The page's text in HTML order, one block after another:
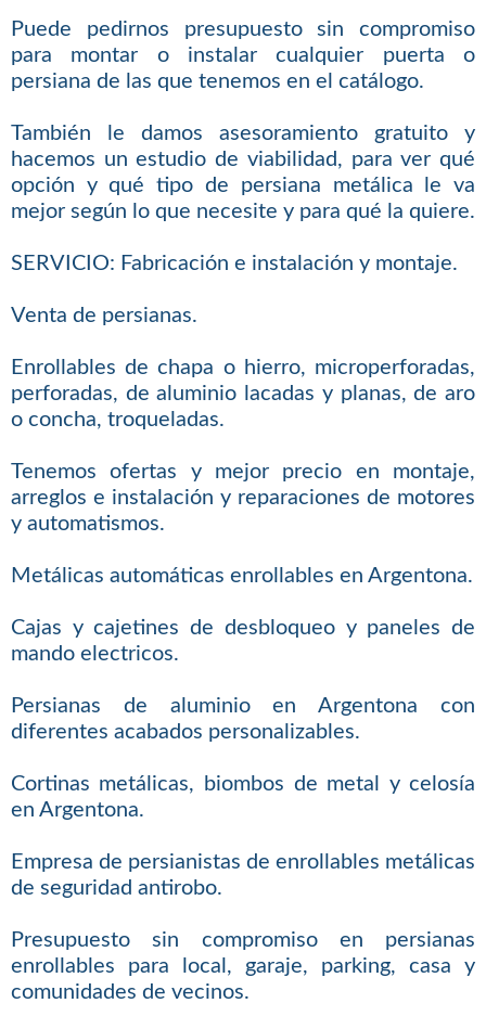
Puede pedirnos presupuesto sin compromiso
para montar o instalar cualquier puerta o
persiana de las que tenemos en el catálogo.
También le damos asesoramiento gratuito y
hacemos un estudio de viabilidad, para ver qué
opción y qué tipo de persiana metálica le va
mejor según lo que necesite y para qué la quiere.
SERVICIO: Fabricación e instalación y montaje.
Venta de persianas.
Enrollables de chapa o hierro, microperforadas,
perforadas, de aluminio lacadas y planas, de aro
o concha, troqueladas.
Tenemos ofertas y mejor precio en montaje,
arreglos e instalación y reparaciones de motores
y automatismos.
Metálicas automáticas enrollables en Argentona.
Cajas y cajetines de desbloqueo y paneles de
mando electricos.
Persianas de aluminio en Argentona con
diferentes acabados personalizables.
Cortinas metálicas, biombos de metal y celosía
en Argentona.
Empresa de persianistas de enrollables metálicas
de seguridad antirobo.
Presupuesto sin compromiso en persianas
enrollables para local, garaje, parking, casa y
comunidades de vecinos.